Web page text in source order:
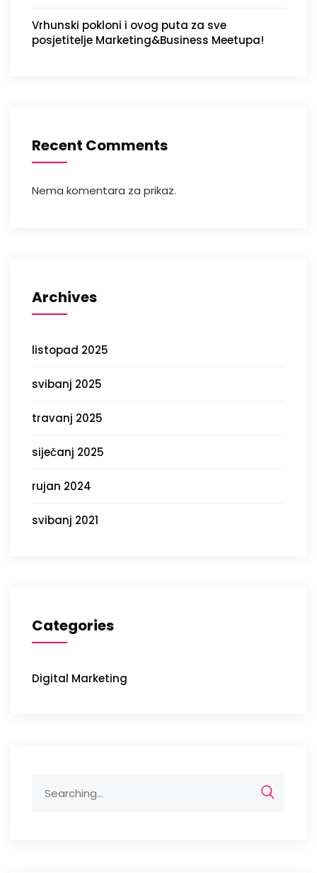
Vrhunski pokloni i ovog puta za sve
posjetitelje Marketing&Business Meetupa!
Recent Comments
Nema komentara za prikaz.
Archives
listopad 2025
svibanj 2025
travanj 2025
siječanj 2025
rujan 2024
svibanj 2021
Categories
Digital Marketing
for: